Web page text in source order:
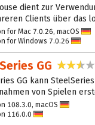
dient zur
Clients über das
for Mac 7.0.26, macOS
for Windows 7.0.26
GG 2,3
GG kann
von Spielen
108.3.0, macOS
116.0.0